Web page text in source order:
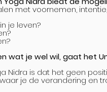
met voornemen,
je leven?
wat je wel wil, gaat het
Nidra is dat het geen
je de verandering en